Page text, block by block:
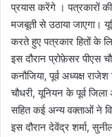
प्रयास करेंगे । पत्रकारों
मजबूती से उठाया
करते हुए पत्रकार हितों के
इस दौरान प्रोफ़ेसर पीएस
कनौजिया, पूर्व अध्यक्ष राजेश
चौधरी, यूनियन के पूर्व
सहित कई अन्य वक्ताओं ने
इस दौरान देवेंद्र शर्मा,